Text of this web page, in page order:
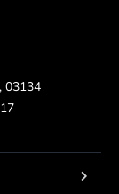
03134